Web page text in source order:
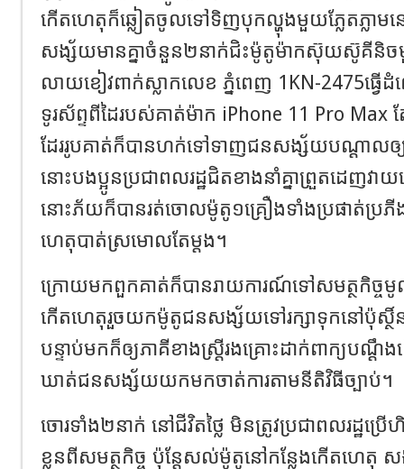
កើតហេតុក៏ឆ្លៀតចូលទៅទិញបុកល្ហុងមួយភ្លែតភ្លាម
សង្ស័យមានគ្នាចំនួន២នាក់ជិះម៉ូតូម៉ាកស៊ុយស៊ូគី
លាយខៀវពាក់ស្លាកលេខ ភ្នំពេញ 1KN-2475ធ្វ
ទូរស័ព្ទពីដៃរបស់គាត់ម៉ាក iPhone 11 Pro Max
ដែររូបគាត់ក៏បានហក់ទៅទាញជនសង្ស័យបណ្ដាលឲ្យ
នោះបងប្អូនប្រជាពលរដ្ឋជិតខាងនាំគ្នាព្រួតដេញវ
នោះភ័យក៏បានរត់ចោលម៉ូតូ១គ្រឿងទាំងប្រផាត់ប្រភីង
ហេតុបាត់ស្រមោលតែម្តង។
ក្រោយមកពួកគាត់ក៏បានរាយការណ៍ទៅសមត្ថកិច្ចមូល
កើតហេតុរួចយកម៉ូតូជនសង្ស័យទៅរក្សាទុកនៅប៉ុស្
បន្ទាប់មកក៏ឲ្យភាគីខាងស្រ្តីរងគ្រោះដាក់ពាក្យបណ្
ឃាត់ជនសង្ស័យយកមកចាត់ការតាមនីតិវិធីច្បាប់។
ចោរទាំង២នាក់ នៅជីវិតថ្លៃ មិនត្រូវប្រជាពលរដ្ឋប្រ
ខ្លួនពីសមត្ថកិច្ច ប៉ុន្តែសល់ម៉ូតូនៅកន្លែងកើតហេតុ